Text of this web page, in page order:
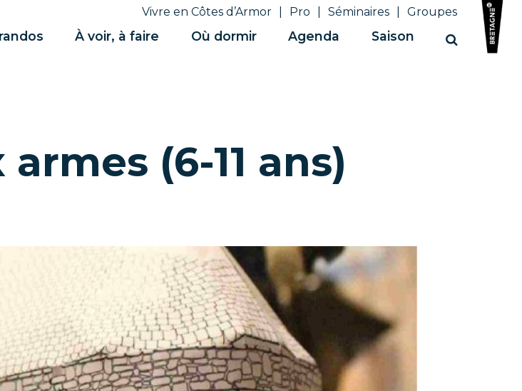
Vivre en Côtes d’Armor Pro Séminaires Groupes
À voir, à faire Où dormir Agenda Saison
(6-11 ans)